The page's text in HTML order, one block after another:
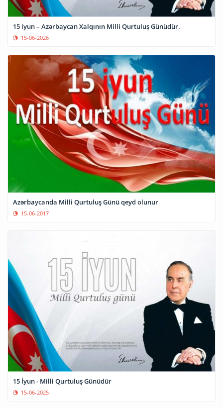
15 iyun – Azərbaycan Xalqının Milli Qurtuluş Günüdür.
15-06-2026
Azərbaycanda Milli Qurtuluş Günü qeyd olunur
15-06-2017
15 İyun - Milli Qurtuluş Günüdür
15-06-2025